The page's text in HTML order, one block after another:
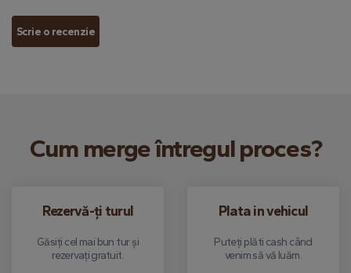
Scrie o recenzie
Cum merge întregul proces?
Rezervă-ți turul
Găsiți cel mai bun tur și
rezervați gratuit.
Plata in vehicul
Puteți plăti cash când
venim să vă luăm.